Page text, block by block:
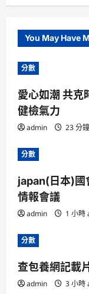
You May Have
分數
愛心如潮 共克
健檢氣力
admin 23 分
分數
japan(日本)國
情報會議
admin 1 小時
分數
查包養網記載
admin 3 小時